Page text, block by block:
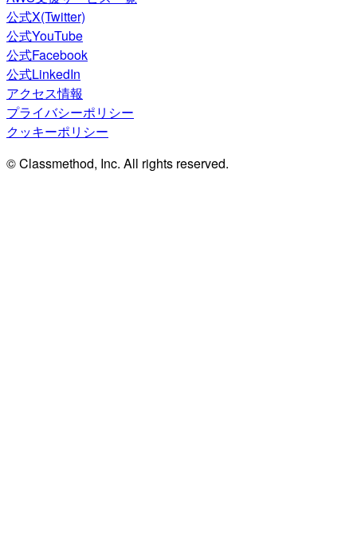
公式X(Twitter)
公式YouTube
公式Facebook
公式LinkedIn
アクセス情報
プライバシーポリシー
クッキーポリシー
© Classmethod, Inc. All rights reserved.